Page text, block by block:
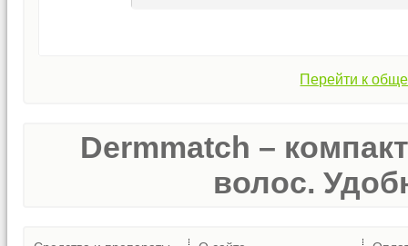
Перейти к
Dermmatch –
волос.